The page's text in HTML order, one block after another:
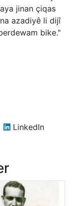
jinan çiqas
azadiyê li dijî
bike."
LinkedIn